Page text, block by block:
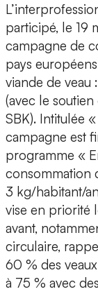
participé, le 19
campagne de
pays
viande de veau
(avec le
SBK). Intitulée
campagne est
programme «
consommation
3 kg/habitant/
vise en priorité
avant,
circulaire,
60 % des
à 75 % avec